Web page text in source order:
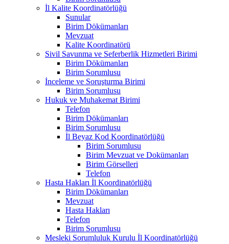
İl Kalite Koordinatörlüğü
Sunular
Birim Dökümanları
Mevzuat
Kalite Koordinatörü
Sivil Savunma ve Seferberlik Hizmetleri Birimi
Birim Dökümanları
Birim Sorumlusu
İnceleme ve Soruşturma Birimi
Birim Sorumlusu
Hukuk ve Muhakemat Birimi
Telefon
Birim Dökümanları
Birim Sorumlusu
İl Beyaz Kod Koordinatörlüğü
Birim Sorumlusu
Birim Mevzuat ve Dokümanları
Birim Görselleri
Telefon
Hasta Hakları İl Koordinatörlüğü
Birim Dökümanları
Mevzuat
Hasta Hakları
Telefon
Birim Sorumlusu
Mesleki Sorumluluk Kurulu İl Koordinatörlüğü